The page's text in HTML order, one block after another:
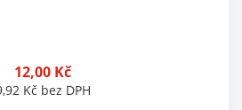
12,00 Kč
Kč bez DPH